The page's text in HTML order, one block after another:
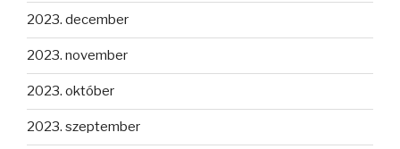
2023. december
2023. november
2023. október
2023. szeptember